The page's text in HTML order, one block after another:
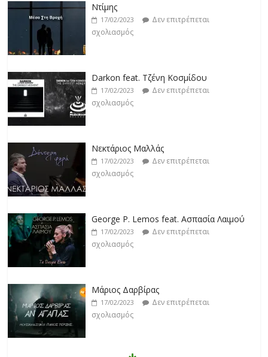
Ντίμης
17/02/2023
Δεν επιτρέπεται
σχολιασμός
Darkon feat. Τζένη Κοσμίδου
17/02/2023
Δεν επιτρέπεται
σχολιασμός
Νεκτάριος Μαλλάς
17/02/2023
Δεν επιτρέπεται
σχολιασμός
George P. Lemos feat. Ασπασία Λαιμού
17/02/2023
Δεν επιτρέπεται
σχολιασμός
Μάριος Δαρβίρας
17/02/2023
Δεν επιτρέπεται
σχολιασμός